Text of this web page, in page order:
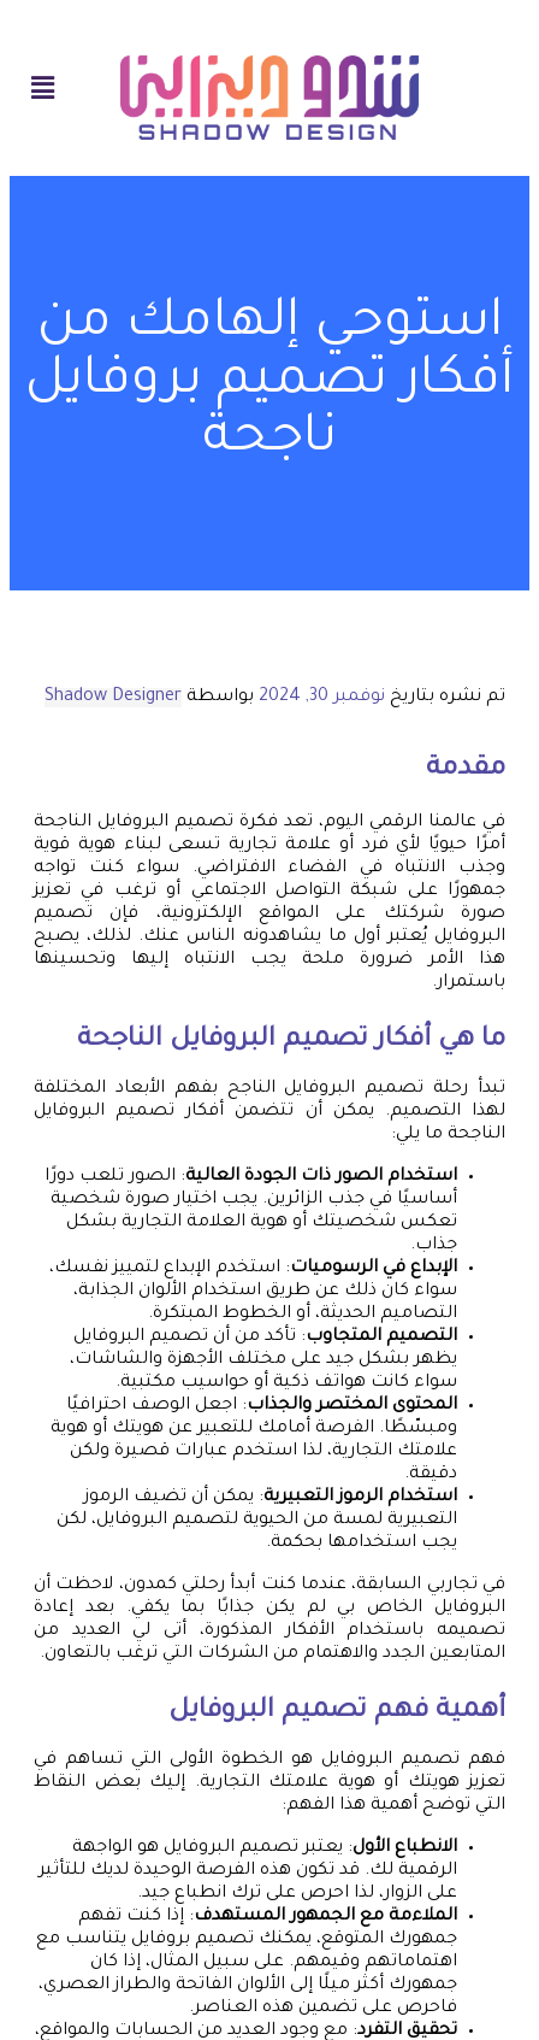
استوحي إلهامك من
أفكار تصميم بروفايل
ناجحة
تم نشره بتاريخ نوفمبر 30, 2024 بواسطة Shadow Designer
مقدمة
في عالمنا الرقمي اليوم، تعد فكرة تصميم البروفايل الناجحة
أمرًا حيويًا لأي فرد أو علامة تجارية تسعى لبناء هوية قوية
وجذب الانتباه في الفضاء الافتراضي. سواء كنت تواجه
جمهورًا على شبكة التواصل الاجتماعي أو ترغب في تعزيز
صورة شركتك على المواقع الإلكترونية، فإن تصميم
البروفايل يُعتبر أول ما يشاهدونه الناس عنك. لذلك، يصبح
هذا الأمر ضرورة ملحة يجب الانتباه إليها وتحسينها
باستمرار.
ما هي أفكار تصميم البروفايل الناجحة
تبدأ رحلة تصميم البروفايل الناجح بفهم الأبعاد المختلفة
لهذا التصميم. يمكن أن تتضمن أفكار تصميم البروفايل
الناجحة ما يلي:
استخدام الصور ذات الجودة العالية: الصور تلعب دورًا
أساسيًا في جذب الزائرين. يجب اختيار صورة شخصية
تعكس شخصيتك أو هوية العلامة التجارية بشكل
جذاب.
الإبداع في الرسوميات: استخدم الإبداع لتمييز نفسك،
سواء كان ذلك عن طريق استخدام الألوان الجذابة،
التصاميم الحديثة، أو الخطوط المبتكرة.
التصميم المتجاوب: تأكد من أن تصميم البروفايل
يظهر بشكل جيد على مختلف الأجهزة والشاشات،
سواء كانت هواتف ذكية أو حواسيب مكتبية.
المحتوى المختصر والجذاب: اجعل الوصف احترافيًا
ومبسّطًا. الفرصة أمامك للتعبير عن هويتك أو هوية
علامتك التجارية، لذا استخدم عبارات قصيرة ولكن
دقيقة.
استخدام الرموز التعبيرية: يمكن أن تضيف الرموز
التعبيرية لمسة من الحيوية لتصميم البروفايل، لكن
يجب استخدامها بحكمة.
في تجاربي السابقة، عندما كنت أبدأ رحلتي كمدون، لاحظت أن
البروفايل الخاص بي لم يكن جذابًا بما يكفي. بعد إعادة
تصميمه باستخدام الأفكار المذكورة، أتى لي العديد من
المتابعين الجدد والاهتمام من الشركات التي ترغب بالتعاون.
أهمية فهم تصميم البروفايل
فهم تصميم البروفايل هو الخطوة الأولى التي تساهم في
تعزيز هويتك أو هوية علامتك التجارية. إليك بعض النقاط
التي توضح أهمية هذا الفهم:
الانطباع الأول: يعتبر تصميم البروفايل هو الواجهة
الرقمية لك. قد تكون هذه الفرصة الوحيدة لديك للتأثير
على الزوار، لذا احرص على ترك انطباع جيد.
الملاءمة مع الجمهور المستهدف: إذا كنت تفهم
جمهورك المتوقع، يمكنك تصميم بروفايل يتناسب مع
اهتماماتهم وقيمهم. على سبيل المثال، إذا كان
جمهورك أكثر ميلًا إلى الألوان الفاتحة والطراز العصري،
فاحرص على تضمين هذه العناصر.
تحقيق التفرد: مع وجود العديد من الحسابات والمواقع،